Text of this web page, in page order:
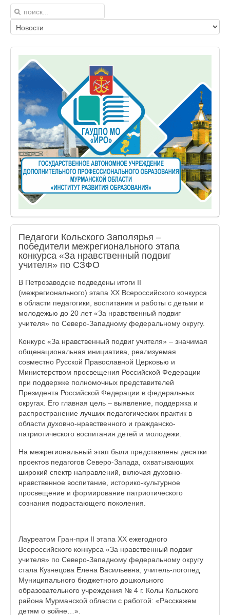
Педагоги Кольского Заполярья –
победители межрегионального этапа
конкурса «За нравственный подвиг
учителя» по СЗФО
В Петрозаводске подведены итоги II
(межрегионального) этапа XX Всероссийского конкурса
в области педагогики, воспитания и работы с детьми и
молодежью до 20 лет «За нравственный подвиг
учителя» по Северо-Западному федеральному округу.
Конкурс «За нравственный подвиг учителя» – значимая
общенациональная инициатива, реализуемая
совместно Русской Православной Церковью и
Министерством просвещения Российской Федерации
при поддержке полномочных представителей
Президента Российской Федерации в федеральных
округах. Его главная цель – выявление, поддержка и
распространение лучших педагогических практик в
области духовно-нравственного и гражданско-
патриотического воспитания детей и молодежи.
На межрегиональный этап были представлены десятки
проектов педагогов Северо-Запада, охватывающих
широкий спектр направлений, включая духовно-
нравственное воспитание, историко-культурное
просвещение и формирование патриотического
сознания подрастающего поколения.
Лауреатом Гран-при II этапа XX ежегодного
Всероссийского конкурса «За нравственный подвиг
учителя» по Северо-Западному федеральному округу
стала Кузнецова Елена Васильевна, учитель-логопед
Муниципального бюджетного дошкольного
образовательного учреждения № 4 г. Колы Кольского
района Мурманской области с работой: «Расскажем
детям о войне…».